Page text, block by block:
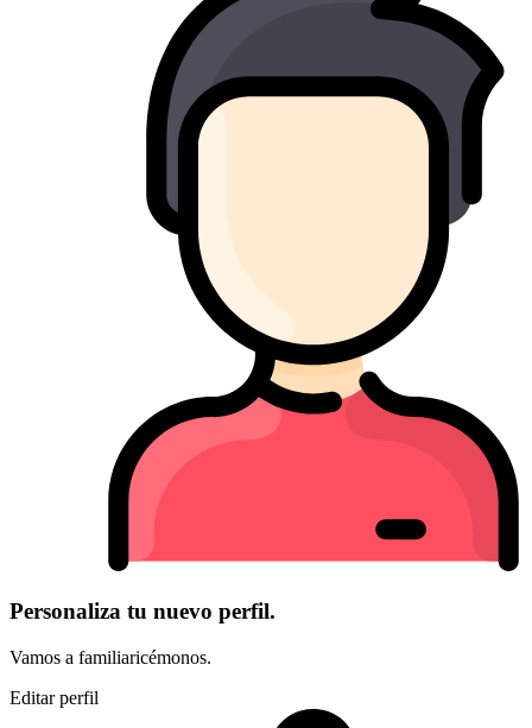
Personaliza tu nuevo perfil.
Vamos a familiaricémonos.
Editar perfil